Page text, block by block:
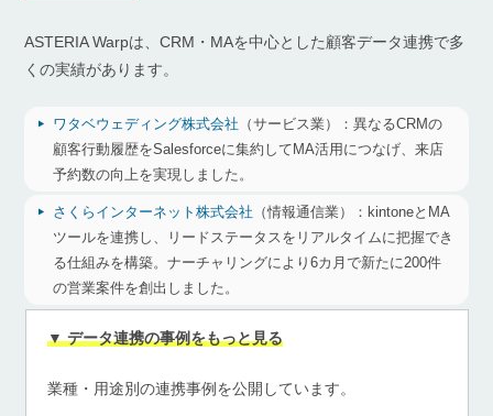
ASTERIA Warpは、CRM・MAを中心とした顧客データ連携で多
くの実績があります。
ワタベウェディング株式会社 （サービス業）：異なるCRMの
顧客行動履歴をSalesforceに集約してMA活用につなげ、来店
予約数の向上を実現しました。
さくらインターネット株式会社 （情報通信業）： kintoneとMA
ツールを連携し、リードステータスをリアルタイムに把握でき
る仕組みを構築。ナーチャリングにより6カ月で新たに200件
の営業案件を創出しました。
▼ データ連携の事例をもっと見る
業種・用途別の連携事例を公開しています。